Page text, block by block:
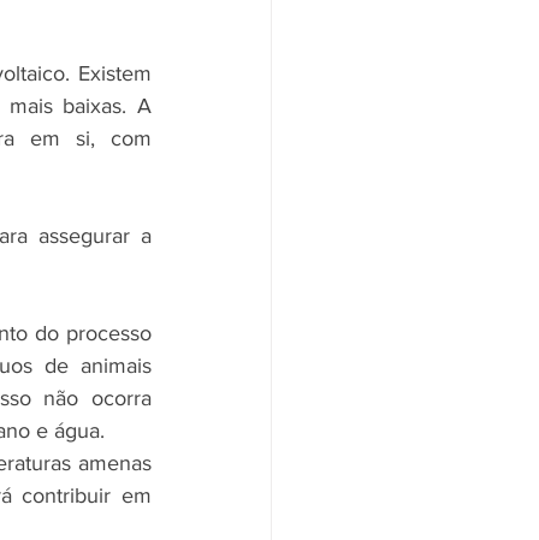
Existem
baixas. A
em si, com
assegurar a
do processo
de animais
não ocorra
e água.
amenas
contribuir em